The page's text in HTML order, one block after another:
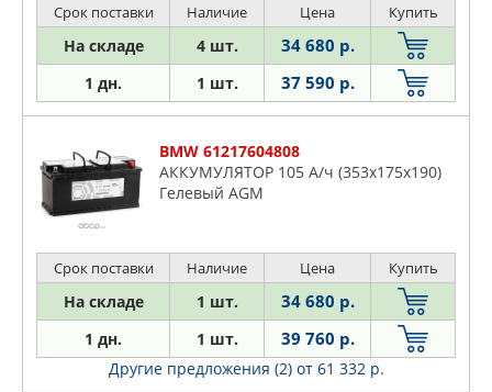
Срок поставки Наличие Цена Купить
На складе 4 шт. 34 680 р.
1 дн. 1 шт. 37 590 р.
BMW 61217604808
АККУМУЛЯТОР 105 А/ч (353x175x190)
Гелевый AGM
Срок поставки Наличие Цена Купить
На складе 1 шт. 34 680 р.
1 дн. 1 шт. 39 760 р.
Другие предложения (2) от 61 332 р.